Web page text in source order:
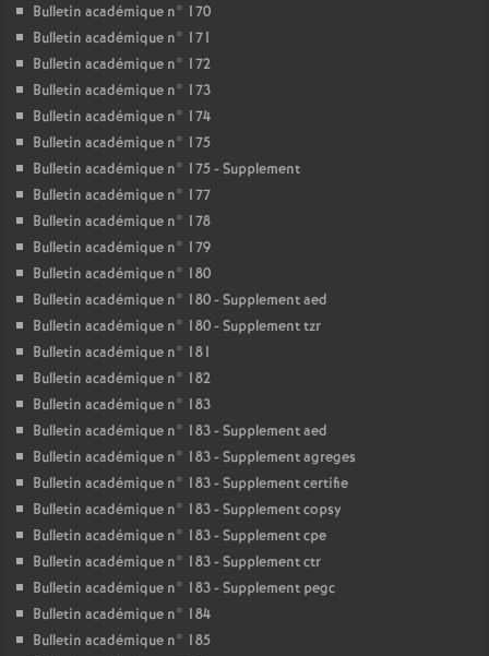
Bulletin académique n° 170
Bulletin académique n° 171
Bulletin académique n° 172
Bulletin académique n° 173
Bulletin académique n° 174
Bulletin académique n° 175
Bulletin académique n° 175 - Supplement
Bulletin académique n° 177
Bulletin académique n° 178
Bulletin académique n° 179
Bulletin académique n° 180
Bulletin académique n° 180 - Supplement aed
Bulletin académique n° 180 - Supplement tzr
Bulletin académique n° 181
Bulletin académique n° 182
Bulletin académique n° 183
Bulletin académique n° 183 - Supplement aed
Bulletin académique n° 183 - Supplement agreges
Bulletin académique n° 183 - Supplement certifie
Bulletin académique n° 183 - Supplement copsy
Bulletin académique n° 183 - Supplement cpe
Bulletin académique n° 183 - Supplement ctr
Bulletin académique n° 183 - Supplement pegc
Bulletin académique n° 184
Bulletin académique n° 185